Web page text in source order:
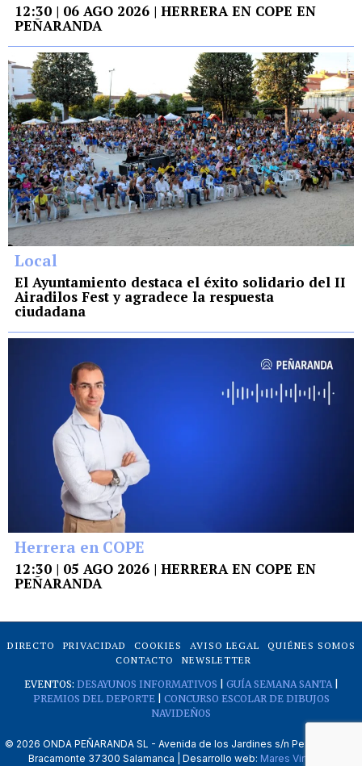
12:30 | 06 AGO 2026 | HERRERA EN COPE EN
PEÑARANDA
Local
El Ayuntamiento destaca el éxito solidario del II
Airadilos Fest y agradece la respuesta
ciudadana
Herrera en COPE
12:30 | 05 AGO 2026 | HERRERA EN COPE EN
PEÑARANDA
DIRECTO PRIVACIDAD COOKIES AVISO LEGAL
QUIÉNES SOMOS
CONTACTO
NEWSLETTER
EVENTOS: DESAYUNOS INFORMATIVOS GUÍA SEMANA SANTA|
PREMIOS DEL DEPORTE| CONCURSO ESCOLAR DE DIBUJOS
NAVIDEÑOS
© 2026 ONDA PEÑARANDA SL - Avenida de los Jardines s/n Peñaranda de
Bracamonte 37300 Salamanca | Desarrollo web: Mares Virtuales